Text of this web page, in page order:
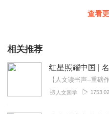
查看
相关推荐
红星照耀中国 |
人文国学